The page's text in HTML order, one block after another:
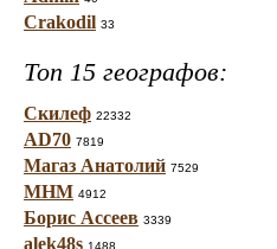
Crakodil 33
Топ 15 географов:
Скилеф 22332
AD70 7819
Магаз Анатолий 7529
МНМ 4912
Борис Ассеев 3339
alek48s 1488